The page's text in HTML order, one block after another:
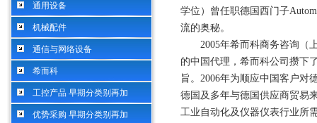
通用设备
机械配件
通信与网络设备
希而科
工控产品 早期分类别再加
优势采购 早期分类别再加
学位）曾任职德国西门子
流的奥秘。
2005年希而科商务咨询（
的中国代理，希而科公司攒下
旨。2006年为顺应中国客户对
德国及多年与德国供应商贸易
工业自动化及仪器仪表行业所